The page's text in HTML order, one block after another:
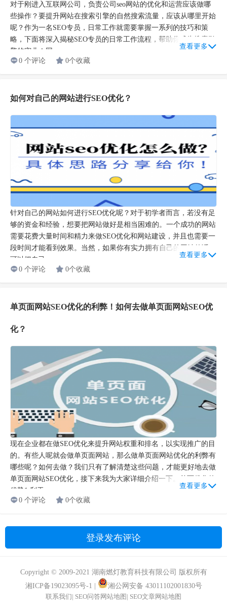
对于刚进入互联网公司，负责公司seo网站的优化和运营应该做哪
些操作？要提升网站在搜索引擎的自然搜索流量，应该从哪里开始
呢？作为一名SEO专员，日常工作就需要掌握一系列的技巧和策
略，下面将深入揭秘SEO专员的日常工作流程，帮助你成为搜索引
擎的宠儿！网...
查看更多
0 个评论
0个收藏
如何对自己的网站进行SEO优化？
针对自己的网站如何进行SEO优化呢？对于初学者而言，若没有足
够的资金和经验，想要把网站做好是相当困难的。一个成功的网站
需要花费大量时间和精力来做SEO优化和网站建设，并且也需要一
段时间才能看到效果。当然，如果你有实力拥有自己的网站的话，
可以把自己...
查看更多
0 个评论
0个收藏
单页面网站SEO优化的利弊！如何去做单页面网站SEO优
化？
现在企业都在做SEO优化来提升网站权重和排名，以实现推广的目
的。有些人呢就会做单页面网站，那么做单页面网站优化的利弊有
哪些呢？如何去做？我们只有了解清楚这些问题，才能更好地去做
单页面网站SEO优化，接下来我为大家详细介绍一下。单页优化的
优势1.利于...
查看更多
0 个评论
0个收藏
登录发布评论
Copyright © 2009-2021 湖南燃灯教育科技有限公司 版权所有
湘ICP备19023095号-1
湘公网安备 43011102001830号
联系我们| SEO问答网站地图 | SEO文章网站地图